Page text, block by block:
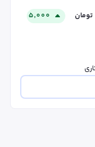
تومان
۵٬۰۰۰